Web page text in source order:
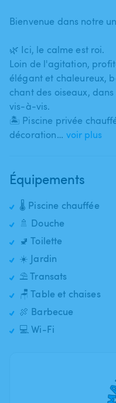
Bienvenue dans notre
🌿 Ici​,​ le calme est roi.
Loin de l'agitation​,​
élégant et chaleureux​,​
chant des oiseaux​,​
vis-à-vis.
🏝️ Piscine privée
décoration… voir plus
Équipements
🌡️ Piscine chauffée
🚿 Douche
🚽 Toilette
☀️ Jardin
⛱️ Transats
🪑 Table et chaises
🍖 Barbecue
💻 Wi-Fi